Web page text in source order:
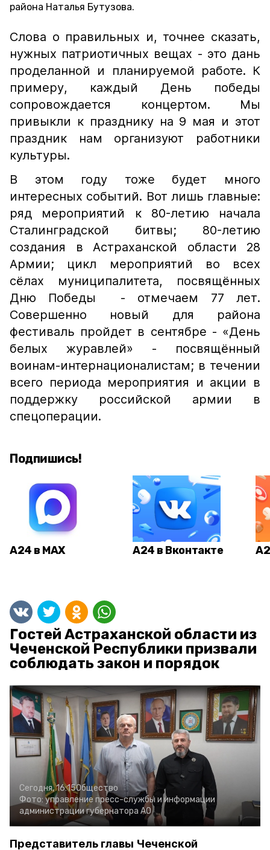
района Наталья Бутузова.
Слова о правильных и, точнее сказать,
нужных патриотичных вещах - это дань
проделанной и планируемой работе. К
примеру, каждый День победы
сопровождается концертом. Мы
привыкли к празднику на 9 мая и этот
праздник нам организуют работники
культуры.
В этом году тоже будет много
интересных событий. Вот лишь главные:
ряд мероприятий к 80-летию начала
Сталинградской битвы; 80-летию
создания в Астраханской области 28
Армии; цикл мероприятий во всех
сёлах муниципалитета, посвящённых
Дню Победы - отмечаем 77 лет.
Совершенно новый для района
фестиваль пройдет в сентябре - «День
белых журавлей» - посвящённый
воинам-интернационалистам; в течении
всего периода мероприятия и акции в
поддержку российской армии в
спецоперации.
Подпишись!
А24 в MAX А24 в Вконтакте
Гостей Астраханской области из
Чеченской Республики призвали
соблюдать закон и порядок
Сегодня, 16:15Общество
Фото: управление пресс-службы и информации
администрации губернатора АО
Представитель главы Чеченской